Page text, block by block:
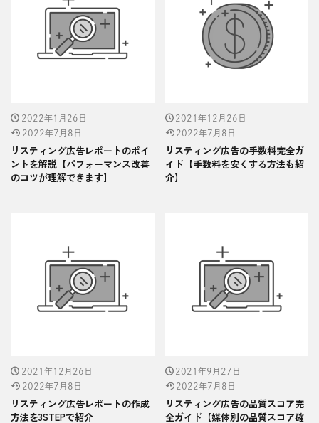
2022年1月26日
2022年7月8日
リスティング広告レポートのポイ
ントを解説【パフォーマンス改善
のコツが理解できます】
2021年12月26日
2022年7月8日
リスティング広告の手数料完全ガ
イド【手数料を安くする方法も紹
介】
2021年12月26日
2022年7月8日
リスティング広告レポートの作成
方法を3STEPで紹介
2021年9月27日
2022年7月8日
リスティング広告の品質スコア完
全ガイド【媒体別の品質スコア確